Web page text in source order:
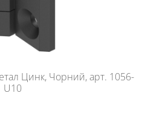
Цинк, Чорний, арт. 1056-
U10